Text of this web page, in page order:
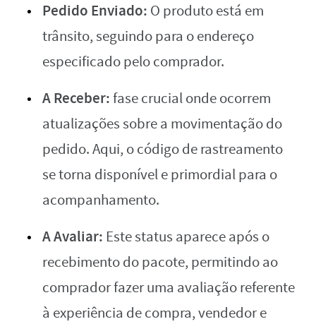
Pedido Enviado: O produto está em
trânsito, seguindo para o endereço
especificado pelo comprador.
A Receber:fase crucial onde ocorrem
atualizações sobre a movimentação do
pedido. Aqui, o código de rastreamento
se torna disponível e primordial para o
acompanhamento.
A Avaliar: Este status aparece após o
recebimento do pacote, permitindo ao
comprador fazer uma avaliação referente
à experiência de compra, vendedor e